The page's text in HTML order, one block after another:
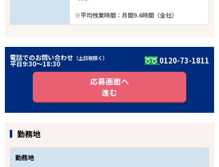
※平均残業時間：月間9.6時間（全社）
電話でのお問い合わせ （土日祝除く）
平日9:30〜18:30 0120-73-1811
応募画面へ
進む
勤務地
勤務地